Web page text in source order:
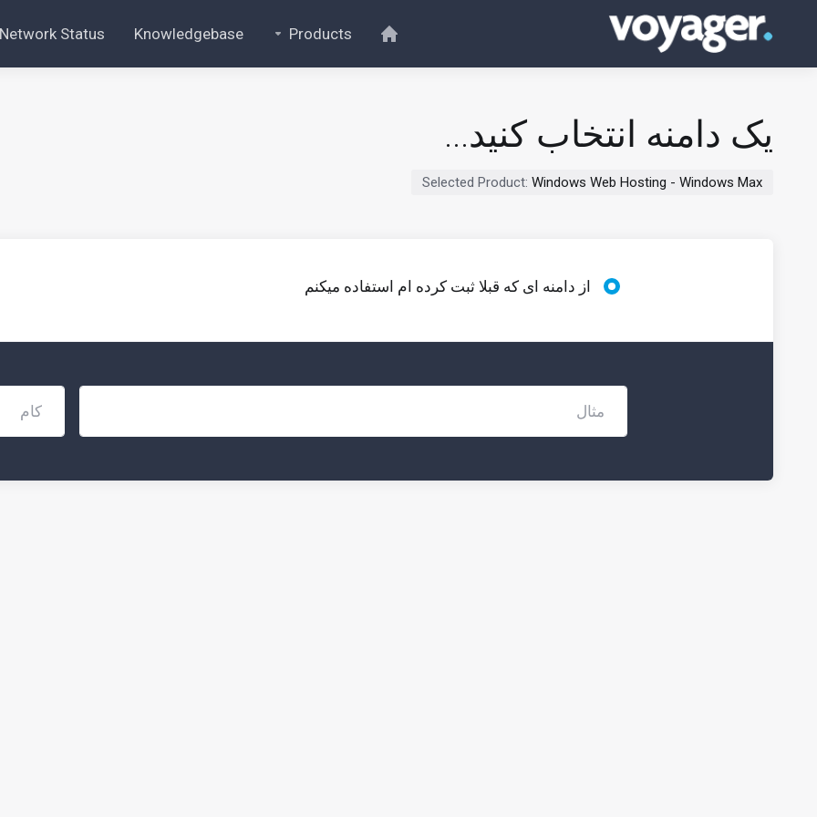
Products
Knowledgebase
Network Status
یک دامنه انتخاب کنید...
Selected Product: Windows Web Hosting - Windows Max
از دامنه ای که قبلا ثبت کرده ام استفاده میکنم